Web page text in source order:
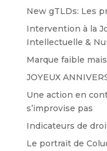
New gTLDs: Les
Intervention à la
Intellectuelle &
Marque faible
JOYEUX
Une action en
s’improvise pas
Indicateurs de
Le portrait de